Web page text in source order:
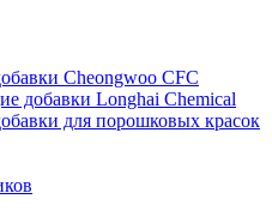
Cheongwoo СFC
добавки Longhai Chemical
для порошковых красок